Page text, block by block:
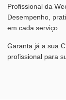
Profissional da
Desempenho,
em cada serviço.
Garanta já a sua
profissional para